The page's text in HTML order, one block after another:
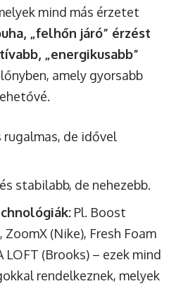
mind más érzetet
„felhőn járó” érzést
„energikusabb”
amely gyorsabb
rugalmas, de idővel
stabilabb, de nehezebb.
Pl. Boost
ZoomX (Nike), Fresh Foam
LOFT (Brooks) – ezek mind
rendelkeznek, melyek